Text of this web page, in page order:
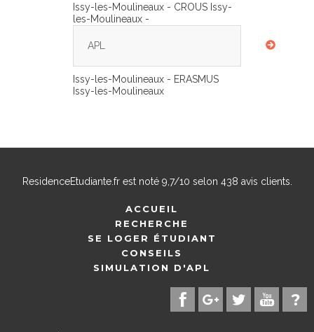
Issy-les-Moulineaux - CROUS Issy-
les-Moulineaux -
APL
Issy-les-Moulineaux - ERASMUS
Issy-les-Moulineaux
ResidenceEtudiante.frest noté 9,7/10 selon 438 avis clients.
ACCUEIL
RECHERCHE
SE LOGER ÉTUDIANT
CONSEILS
SIMULATION D'APL